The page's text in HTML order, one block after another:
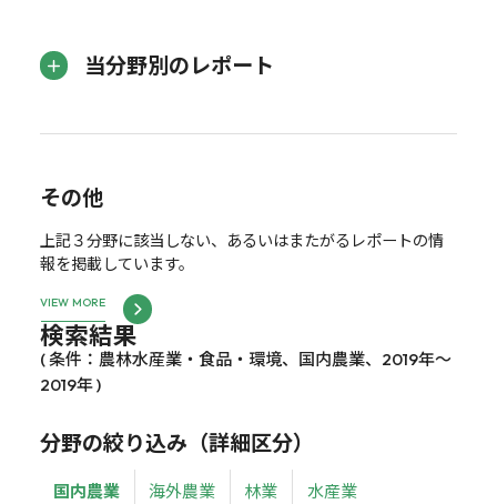
当分野別のレポート
その他
上記３分野に該当しない、あるいはまたがるレポートの情
報を掲載しています。
VIEW MORE
検索結果
( 条件：農林水産業・食品・環境、国内農業、2019年～
2019年 )
分野の絞り込み（詳細区分）
国内農業 海外農業 林業 水産業